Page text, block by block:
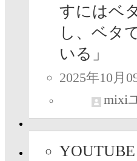
すにはベ
し、ベタ
いる」
2025年10月
mixi